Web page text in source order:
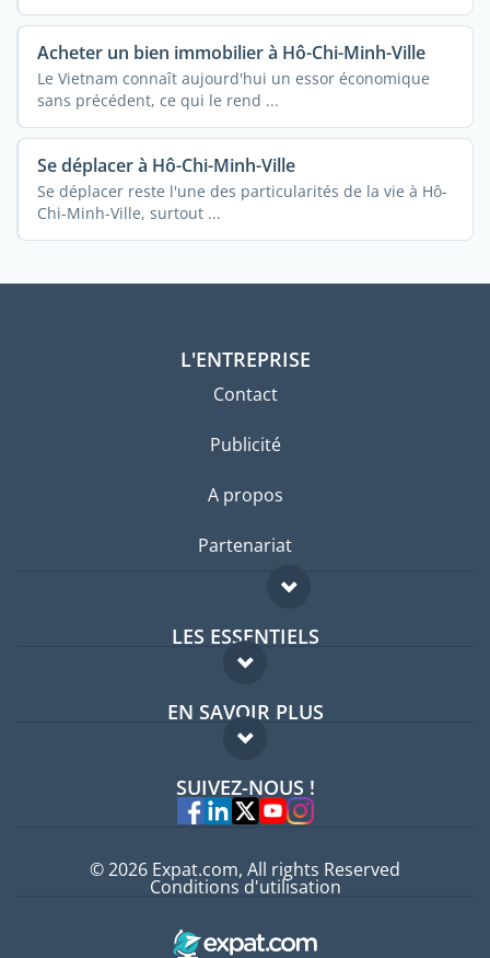
Acheter un bien immobilier à Hô-Chi-Minh-Ville
Le Vietnam connaît aujourd'hui un essor économique
sans précédent, ce qui le rend ...
Se déplacer à Hô-Chi-Minh-Ville
Se déplacer reste l'une des particularités de la vie à Hô-
Chi-Minh-Ville, surtout ...
L'ENTREPRISE
Contact
Publicité
A propos
Partenariat
LES ESSENTIELS
Forum expatriés
Guides pays
EN SAVOIR PLUS
FAQ
Experts
SUIVEZ-NOUS !
© 2026 Expat.com, All rights Reserved
Conditions d'utilisation